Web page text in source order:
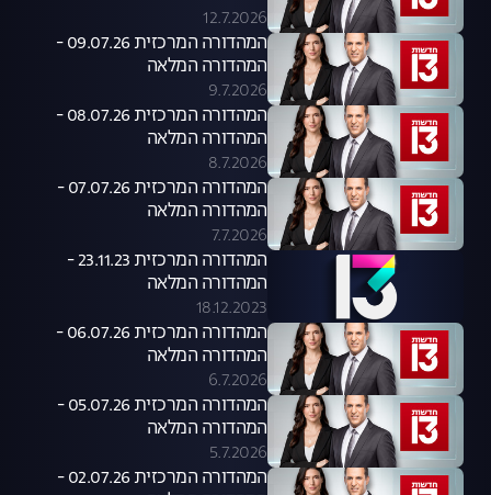
12.7.2026
המהדורה המרכזית 09.07.26 -
המהדורה המלאה
9.7.2026
המהדורה המרכזית 08.07.26 -
המהדורה המלאה
8.7.2026
המהדורה המרכזית 07.07.26 -
המהדורה המלאה
7.7.2026
המהדורה המרכזית 23.11.23 -
המהדורה המלאה
18.12.2023
המהדורה המרכזית 06.07.26 -
המהדורה המלאה
6.7.2026
המהדורה המרכזית 05.07.26 -
המהדורה המלאה
5.7.2026
המהדורה המרכזית 02.07.26 -